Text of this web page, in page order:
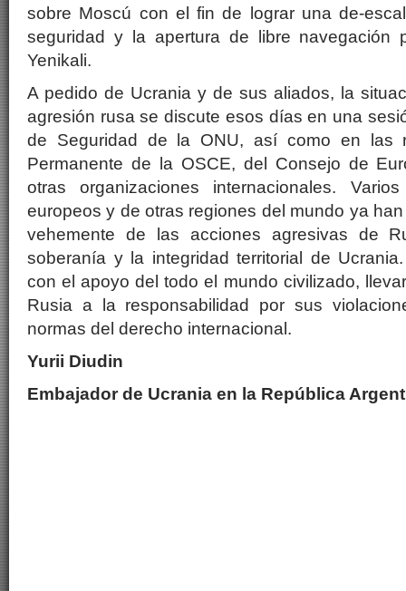
sobre Moscú con el fin de lograr una de-
seguridad y la apertura de libre navegación
Yenikali.
A pedido de Ucrania y de sus aliados, la
agresión rusa se discute esos días en una
de Seguridad de la ONU, así como en las
Permanente de la OSCE, del Consejo de
otras organizaciones internacionales.
europeos y de otras regiones del mundo ya
vehemente de las acciones agresivas de
soberanía y la integridad territorial de
con el apoyo del todo el mundo civilizado,
Rusia a la responsabilidad por sus
normas del derecho internacional.
Yurii Diudin
Embajador de Ucrania en la República